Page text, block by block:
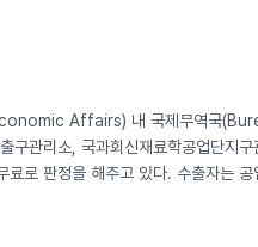
Affairs) 내 국제무역국
관리소, 국과회신재료학공업단지
로 판정을 해주고 있다. 수출자는